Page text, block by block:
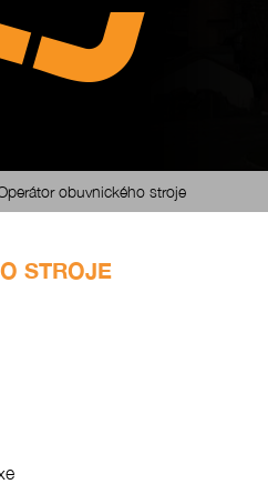
obuvnického stroje
STROJE